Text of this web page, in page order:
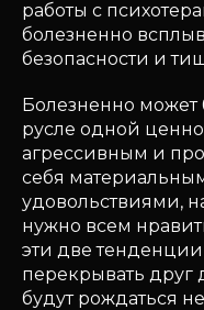
работы с
болезненно
безопасности и
Болезненно может
русле одной
агрессивным и
себя
удовольствиями,
нужно всем
эти две тенденции
перекрывать друг
будут рождаться